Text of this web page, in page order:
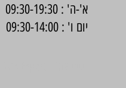
א'-ה' : 09:30-19:30
יום ו' : 09:30-14:00